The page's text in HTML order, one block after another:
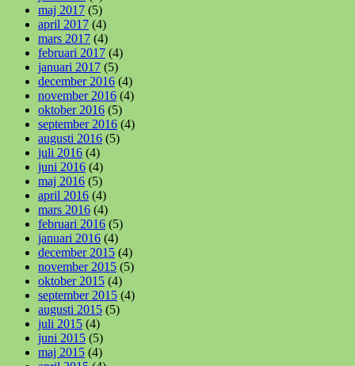
maj 2017 (5)
april 2017 (4)
mars 2017 (4)
februari 2017 (4)
januari 2017 (5)
december 2016 (4)
november 2016 (4)
oktober 2016 (5)
september 2016 (4)
augusti 2016 (5)
juli 2016 (4)
juni 2016 (4)
maj 2016 (5)
april 2016 (4)
mars 2016 (4)
februari 2016 (5)
januari 2016 (4)
december 2015 (4)
november 2015 (5)
oktober 2015 (4)
september 2015 (4)
augusti 2015 (5)
juli 2015 (4)
juni 2015 (5)
maj 2015 (4)